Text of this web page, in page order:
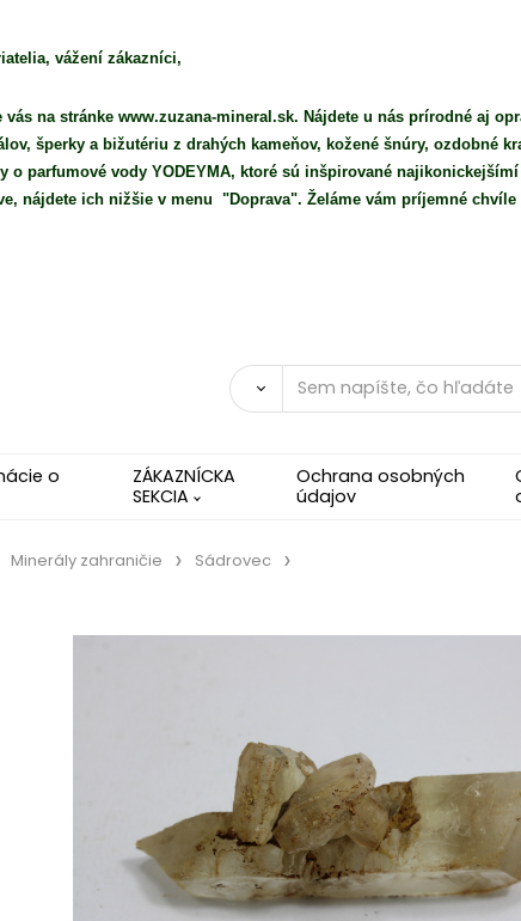
vážení zákazníci,
vás na stránke www.zuzana-mineral.sk. Nájdete u nás prírodné aj
šperky a bižutériu z drahých kameňov, kožené šnúry, ozdobné
o parfumové vody YODEYMA, ktoré sú inšpirované
nájdete ich nižšie v menu "Doprava". Želáme vám príjemné chvíle
o
ZÁKAZNÍCKA
SEKCIA
Ochrana osobných
údajov
Minerály zahraničie Sádrovec